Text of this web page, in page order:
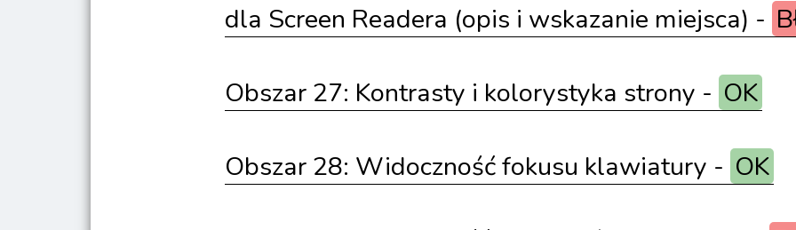
dla Screen Readera (opis i wskazanie miejsca) -
Obszar 27: Kontrasty i kolorystyka strony - OK
Obszar 28: Widoczność fokusu klawiatury - OK